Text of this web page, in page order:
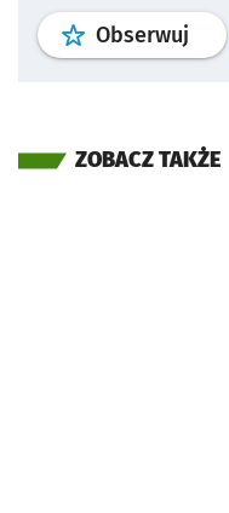
Obserwuj profil
ZOBACZ TAKŻE